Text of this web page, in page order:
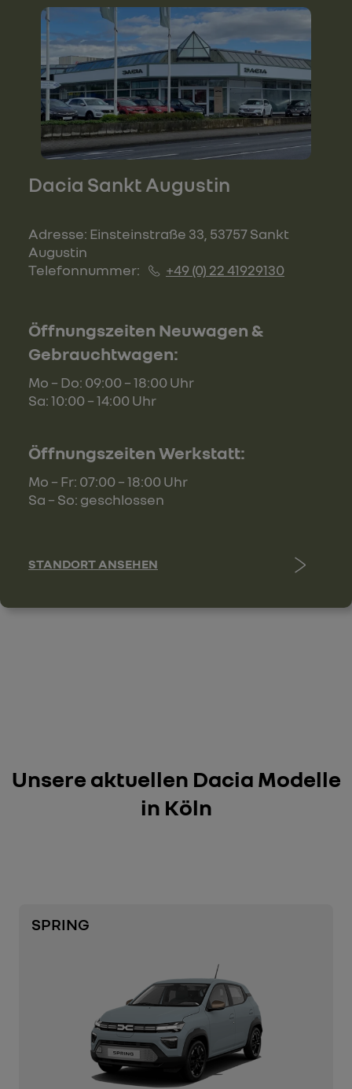
Dacia Sankt Augustin
Adresse: Einsteinstraße 33, 53757 Sankt
Augustin
Telefonnummer:
+49 (0) 22 41929130
Öffnungszeiten Neuwagen &
Gebrauchtwagen:
Mo – Do: 09:00 – 18:00 Uhr
Sa: 10:00 – 14:00 Uhr
Öffnungszeiten Werkstatt:
Mo – Fr: 07:00 – 18:00 Uhr
Sa – So: geschlossen
STANDORT ANSEHEN
Unsere aktuellen Dacia Modelle
in Köln
SPRING